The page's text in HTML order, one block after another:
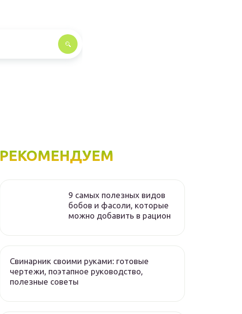
РЕКОМЕНДУЕМ
9 самых полезных видов
бобов и фасоли, которые
можно добавить в рацион
Свинарник своими руками: готовые
чертежи, поэтапное руководство,
полезные советы